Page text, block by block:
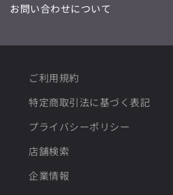
お問い合わせについて
ご利用規約
特定商取引法に基づく表記
プライバシーポリシー
店舗検索
企業情報